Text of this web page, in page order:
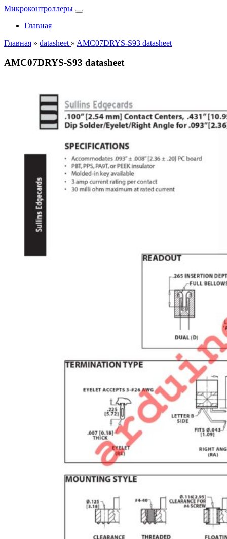
Микроконтроллеры
Главная
Главная » datasheet » AMC07DRYS-S93 datasheet
AMC07DRYS-S93 datasheet